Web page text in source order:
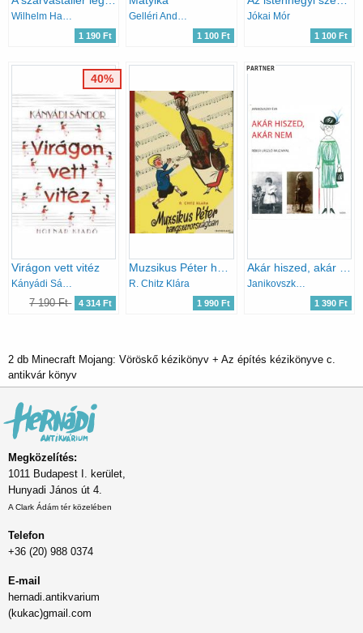
Wilhelm Hauff
1 190 Ft
Gelléri Andor Endre
1 100 Ft
Jókai Mór
1 100 Ft
Virágon vett vitéz
Kányádi Sándor
7 190 Ft 4 314 Ft
40%
R. Chitz Klára
1 990 Ft
PARTNER
Janikovszky Éva
1 390 Ft
2 db Minecraft Mojang: Vöröskő kézikönyv + Az építés kézikönyve c.
antikvár könyv
Megközelítés:
1011 Budapest I. kerület,
Hunyadi János út 4.
A Clark Ádám tér közelében
Telefon
+36 (20) 988 0374
E-mail
hernadi.antikvarium
(kukac)gmail.com